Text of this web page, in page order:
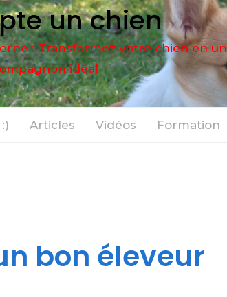
un chien
: Transformez votre chien en un
idéal
Articles Vidéos Formation
bon éleveur